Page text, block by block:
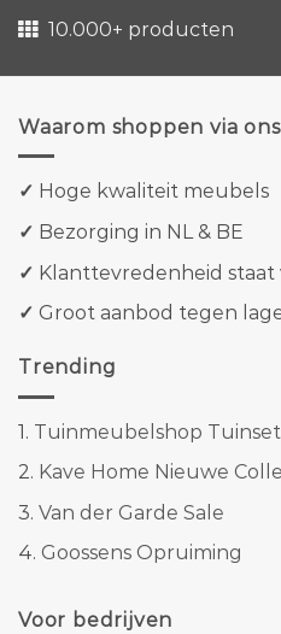
10.000+ producten
Waarom shoppen via
✓ Hoge kwaliteit meubels
✓ Bezorging in NL & BE
✓ Klanttevredenheid staat
✓ Groot aanbod tegen
Trending
1. Tuinmeubelshop
2. Kave Home Nieuwe
3. Van der Garde Sale
4. Goossens Opruiming
Voor bedrijven